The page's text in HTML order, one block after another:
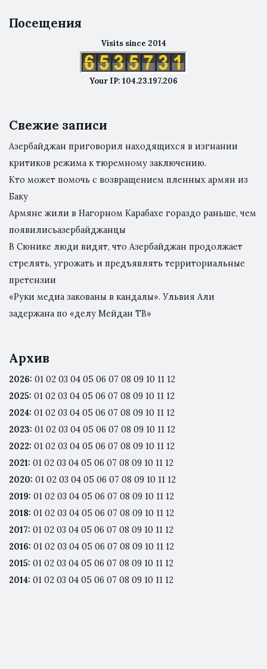
Посещения
Visits since 2014
Your IP: 104.23.197.206
Свежие записи
Азербайджан приговорил находящихся в изгнании
критиков режима к тюремному заключению.
Кто может помочь с возвращением пленных армян из
Баку
Армяне жили в Нагорном Карабахе гораздо раньше, чем
появилисьазербайджанцы
В Сюнике люди видят, что Азербайджан продолжает
стрелять, угрожать и предъявлять территориальные
претензии
«Руки медиа закованы в кандалы». Ульвия Али
задержана по «делу Мейдан ТВ»
Архив
2026: 01 02 03 04 05 06 07 08 09 10 11 12
2025: 01 02 03 04 05 06 07 08 09 10 11 12
2024: 01 02 03 04 05 06 07 08 09 10 11 12
2023: 01 02 03 04 05 06 07 08 09 10 11 12
2022: 01 02 03 04 05 06 07 08 09 10 11 12
2021: 01 02 03 04 05 06 07 08 09 10 11 12
2020: 01 02 03 04 05 06 07 08 09 10 11 12
2019: 01 02 03 04 05 06 07 08 09 10 11 12
2018: 01 02 03 04 05 06 07 08 09 10 11 12
2017: 01 02 03 04 05 06 07 08 09 10 11 12
2016: 01 02 03 04 05 06 07 08 09 10 11 12
2015: 01 02 03 04 05 06 07 08 09 10 11 12
2014: 01 02 03 04 05 06 07 08 09 10 11 12